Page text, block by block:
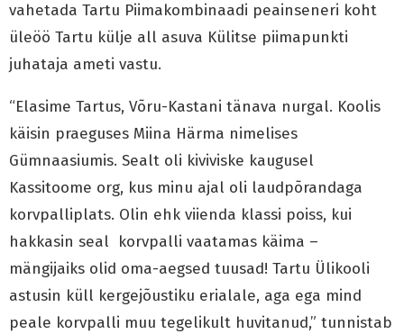
vahetada Tartu Piimakombinaadi peainseneri koht
üleöö Tartu külje all asuva Külitse piimapunkti
juhataja ameti vastu.
“Elasime Tartus, Võru-Kastani tänava nurgal. Koolis
käisin praeguses Miina Härma nimelises
Gümnaasiumis. Sealt oli kiviviske kaugusel
Kassitoome org, kus minu ajal oli laudpõrandaga
korvpalliplats. Olin ehk viienda klassi poiss, kui
hakkasin seal korvpalli vaatamas käima –
mängijaiks olid oma-aegsed tuusad! Tartu Ülikooli
astusin küll kergejõustiku erialale, aga ega mind
peale korvpalli muu tegelikult huvitanud,” tunnistab